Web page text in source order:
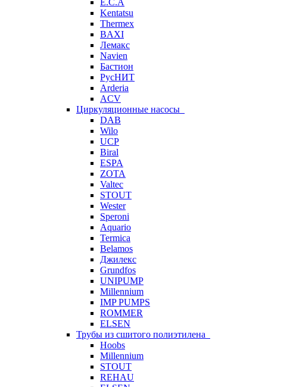
E.C.A
Kentatsu
Thermex
BAXI
Лемакс
Navien
Бастион
РусНИТ
Arderia
ACV
Циркуляционные насосы
DAB
Wilo
UCP
Biral
ESPA
ZOTA
Valtec
STOUT
Wester
Speroni
Aquario
Termica
Belamos
Джилекс
Grundfos
UNIPUMP
Millennium
IMP PUMPS
ROMMER
ELSEN
Трубы из сшитого полиэтилена
Hoobs
Millennium
STOUT
REHAU